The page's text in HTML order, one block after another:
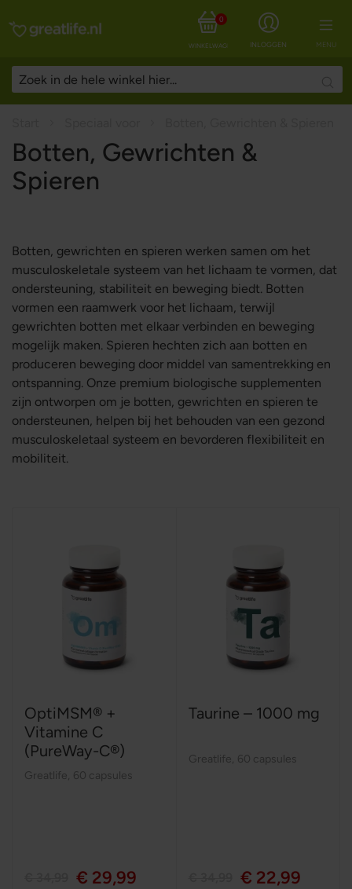
MENU
INLOGGEN
WINKELWAGEN
0
Botten, Gewrichten &
Spieren
Botten, gewrichten en spieren werken samen om het
musculoskeletale systeem van het lichaam te vormen, dat
ondersteuning, stabiliteit en beweging biedt. Botten
vormen een raamwerk voor het lichaam, terwijl
gewrichten botten met elkaar verbinden en beweging
mogelijk maken. Spieren hechten zich aan botten en
produceren beweging door middel van samentrekking en
ontspanning. Onze premium biologische supplementen
zijn ontworpen om je botten, gewrichten en spieren te
ondersteunen, helpen bij het behouden van een gezond
musculoskeletaal systeem en bevorderen flexibiliteit en
mobiliteit.
OptiMSM® +
Vitamine C
(PureWay-C®)
Greatlife 60 capsules
€ 29,99
Taurine – 1000 mg
Greatlife 60 capsules
€ 22,99